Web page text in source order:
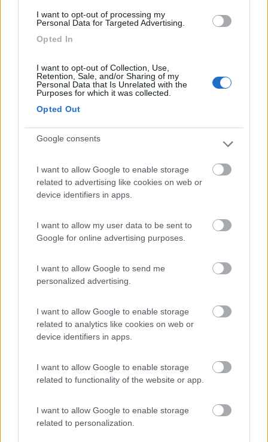
I want to opt-out of processing my
Personal Data for Targeted Advertising.
Opted In
I want to opt-out of Collection, Use,
Retention, Sale, and/or Sharing of my
Personal Data that Is Unrelated with the
Purposes for which it was collected.
Opted Out
Google consents
I want to allow Google to enable storage
related to advertising like cookies on web or
device identifiers in apps.
I want to allow my user data to be sent to
Google for online advertising purposes.
I want to allow Google to send me
personalized advertising.
I want to allow Google to enable storage
related to analytics like cookies on web or
device identifiers in apps.
I want to allow Google to enable storage
related to functionality of the website or app.
I want to allow Google to enable storage
related to personalization.
GuidoL 03/08/2018 13:03
Barumini. Soleggiata. Silenziosa.
Caratteristiche Posizione
7.2 Camping Villaggio L'Ultima Spiaggia
Barisardo
9.5
(25)
Sosta Camping Torre di Barisardo
Bari Sardo(OG)